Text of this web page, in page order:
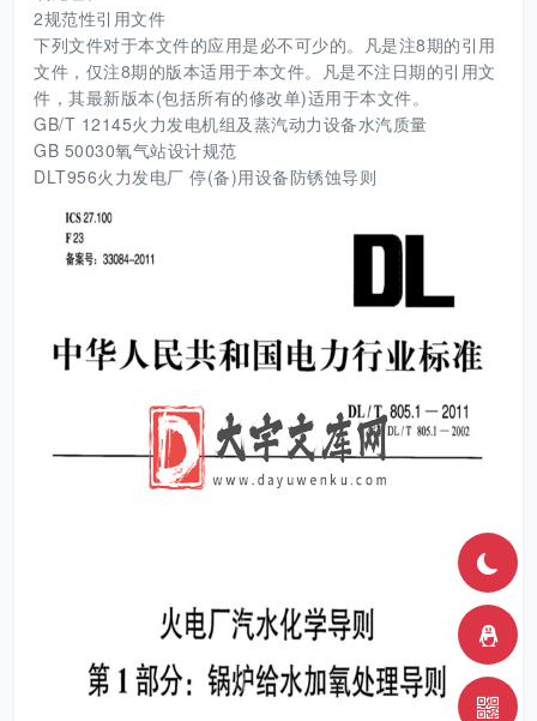
2规范性引用文件
下列文件对于本文件的应用是必不可少的。凡是注8期的引用
文件，仅注8期的版本适用于本文件。凡是不注日期的引用文
件，其最新版本(包括所有的修改单)适用于本文件。
GB/T 12145火力发电机组及蒸汽动力设备水汽质量
GB 50030氧气站设计规范
DLT956火力发电厂 停(备)用设备防锈蚀导则